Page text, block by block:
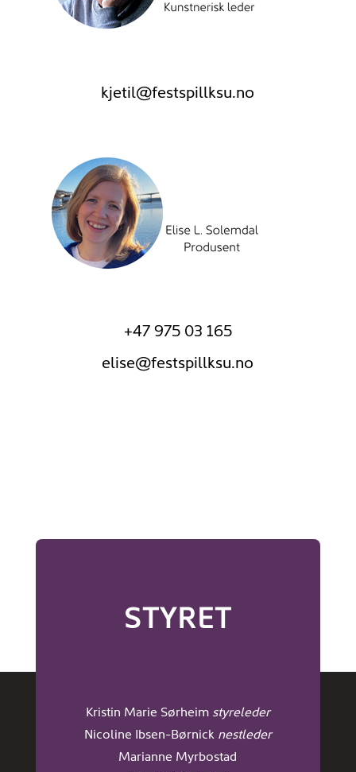
kjetil@festspillksu.no
+47 975 03 165
elise@festspillksu.no
STYRET
Kristin Marie Sørheim styreleder
Nicoline Ibsen-Børnick nestleder
Marianne Myrbostad